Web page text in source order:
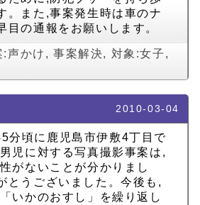
。また,事案発生時は車のナ
目の通報をお願いします。
:声かけ ,事案解決, 対象:女子 ,
2010-03-04
分頃に鹿児島市伊敷4丁目で
児に対する写真撮影事案は,
がないことが分かりまし
とうございました。今後も,
いかのおすし」を繰り返し